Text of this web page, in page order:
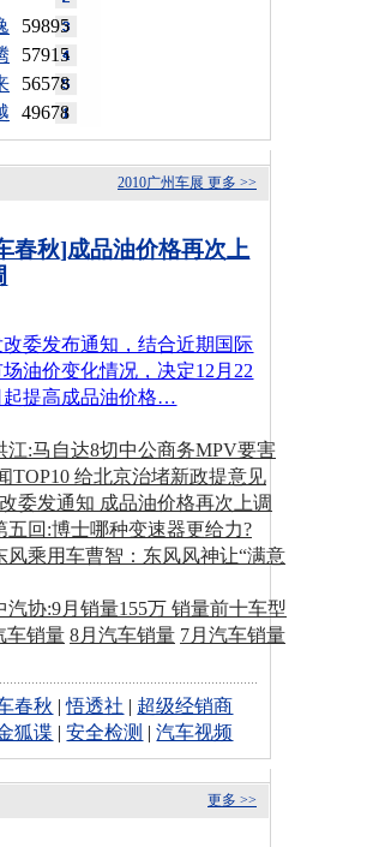
59895
57915
56578
49678
更多 >>
2010广州车展
春秋]成品油价格再次上
改委发布通知，结合近期国际
场油价变化情况，决定12月22
起提高成品油价格…
江:马自达8切中公商务MPV要害
TOP10 给北京治堵新政提意见
委发通知 成品油价格再次上调
五回:博士哪种变速器更给力?
风乘用车曹智：东风风神让“满意
汽协:9月销量155万 销量前十车型
车销量 8月汽车销量 7月汽车销量
春秋 |悟透社 | 超级经销商
狐谍 |安全检测 |汽车视频
更多 >>